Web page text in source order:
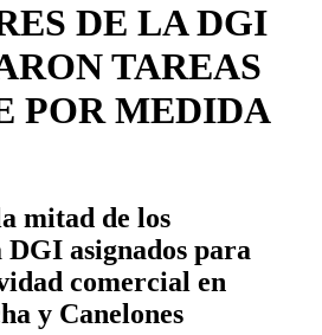
DE LA DGI
TAREAS
POR MEDIDA
mitad de los
DGI asignados para
comercial en
y Canelones